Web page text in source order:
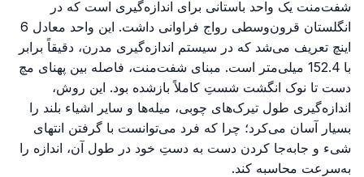
شفت‌منت یک واحد باستانی برای اندازه‌گیری است که در
انگلستان قرون‌وسطی رواج فراوانی داشت. این واحد معادل 6
اینچ تعریف می‌شد که در سیستم اندازه‌گیری مدرن، دقیقاً برابر
با 152.4 میلی‌متر است. مبنای شفت‌منت، فاصله بین پهنای مچ
دست تا نوک انگشت شستِ کاملاً بازشده بود. این روش،
اندازه‌گیری طول تیرک‌های چوبی، میله‌ها و سایر اشیاء بلند را
بسیار آسان می‌کرد؛ چرا که فرد می‌توانست با گرفتن انتهای
شیء و جابه‌جا کردن دست به دستِ خود در طول آن، اندازه را
به‌سرعت محاسبه کند.